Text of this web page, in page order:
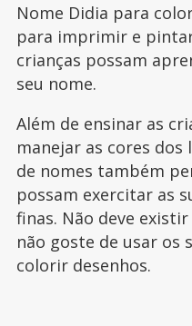
Nome Didia para
para imprimir e
crianças possam
seu nome.
Além de ensinar as
manejar as cores dos
de nomes também
possam exercitar as
finas. Não deve
não goste de usar os
colorir desenhos.